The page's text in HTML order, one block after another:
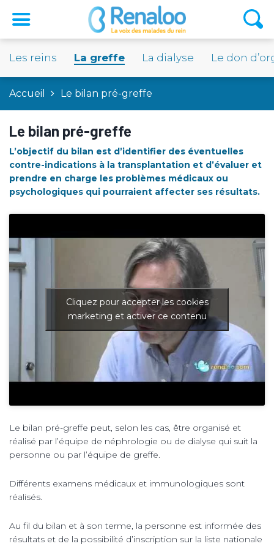
Les reins La greffe La dialyse Le don
Accueil Le bilan pré-greffe
Le bilan pré-greffe
L’objectif du bilan est d’identifier des éventuelles
contre-indications à la transplantation et d’évaluer et
prendre en charge les problèmes médicaux ou
psychologiques qui pourraient affecter ses résultats.
Cliquez pour accepter les cookies
marketing et activer ce contenu
Le bilan pré-greffe peut, selon les cas, être organisé et
réalisé par l’équipe de néphrologie ou de dialyse qui suit la
personne ou par l’équipe de greffe.
Différents examens médicaux et immunologiques sont
réalisés.
Au fil du bilan et à son terme, la personne est informée des
résultats et de la possibilité d’inscription sur la liste nationale